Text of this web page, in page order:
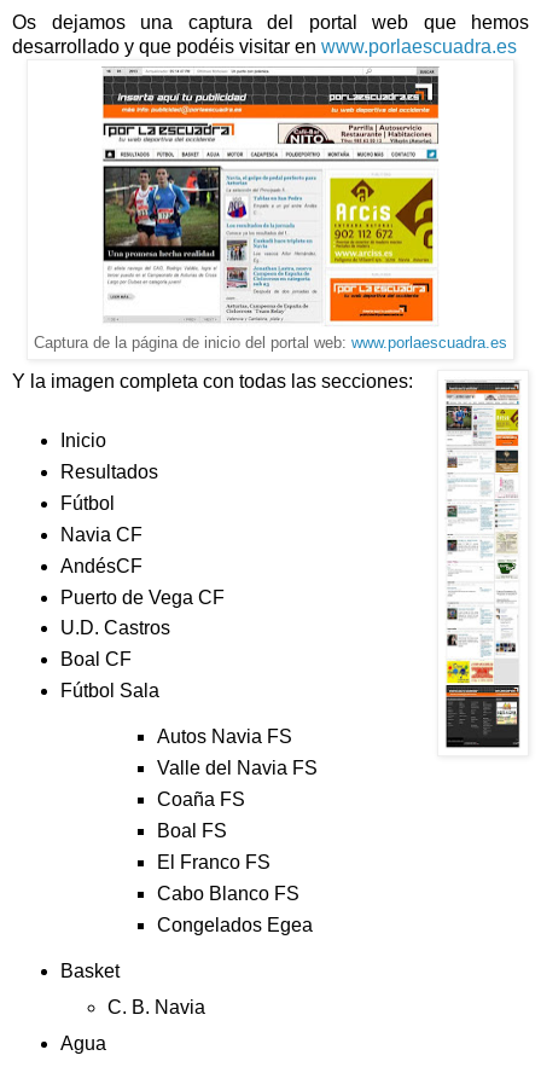
Os dejamos una captura del portal web que hemos
desarrollado y que podéis visitar en www.porlaescuadra.es
Captura de la página de inicio del portal web: www.porlaescuadra.es
Y la imagen completa con todas las secciones:
Inicio
Resultados
Fútbol
Navia CF
AndésCF
Puerto de Vega CF
U.D. Castros
Boal CF
Fútbol Sala
Autos Navia FS
Valle del Navia FS
Coaña FS
Boal FS
El Franco FS
Cabo Blanco FS
Congelados Egea
Basket
C. B. Navia
Agua